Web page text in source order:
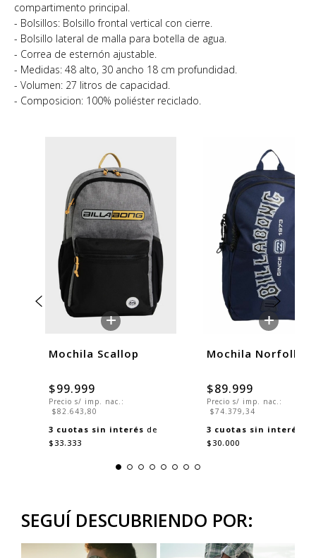
compartimento principal.
- Bolsillos: Bolsillo frontal vertical con cierre.
- Bolsillo lateral de malla para botella de agua.
- Correa de esternón ajustable.
- Medidas: 48 alto, 30 ancho 18 cm profundidad.
- Volumen: 27 litros de capacidad.
- Composicion: 100% poliéster reciclado.
+
Mochila Scallop
$99.999
Precio s/ imp. nac.:
$82.643,80
3 cuotas sin interés de
$33.333
+
Mochila Norfolk
$89.999
Precio s/ imp. nac.:
$74.379,34
3 cuotas sin interés
$30.000
SEGUÍ DESCUBRIENDO POR: